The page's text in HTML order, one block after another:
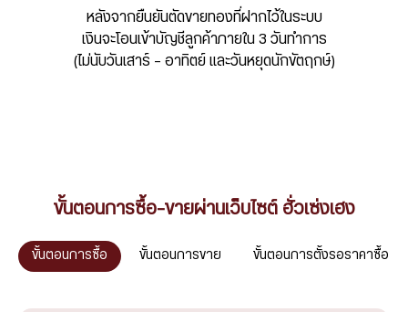
หลังจากยืนยันตัดขายทองที่ฝากไว้ในระบบ
เงินจะโอนเข้าบัญชีลูกค้าภายใน 3 วันทำการ
(ไม่นับวันเสาร์ - อาทิตย์ และวันหยุดนักขัตฤกษ์)
ขั้นตอนการซื้อ-ขายผ่านเว็บไซต์ ฮั่วเซ่งเฮง
ขั้นตอนการซื้อ ขั้นตอนการขาย ขั้นตอนการตั้งรอราคาซื้อ